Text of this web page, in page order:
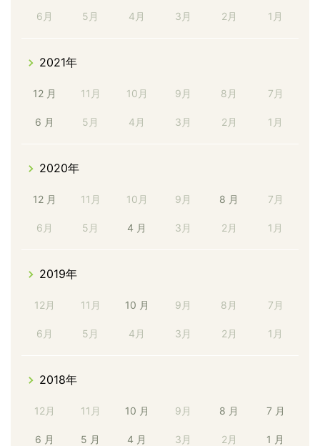
6月 5月 4月 3月 2月 1月
2021年
12 月 11月 10月 9月 8月 7月
6 月 5月 4月 3月 2月 1月
2020年
12 月 11月 10月 9月 8 月 7月
6月 5月 4 月 3月 2月 1月
2019年
12月 11月 10 月 9月 8月 7月
6月 5月 4月 3月 2月 1月
2018年
12月 11月 10 月 9月 8 月 7 月
6 月 5 月 4 月 3月 2月 1 月